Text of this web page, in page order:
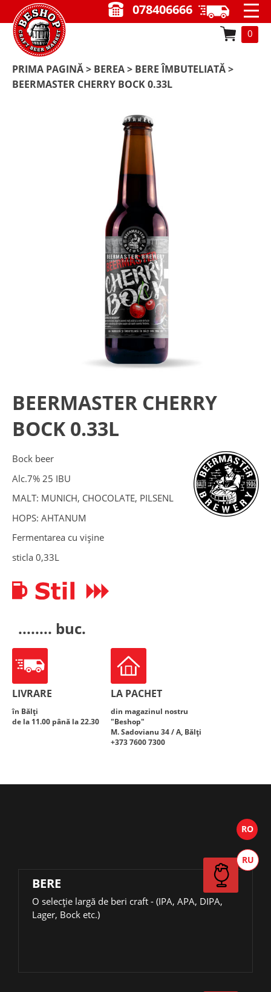
078406666
0
PRIMA PAGINĂ> BEREA> BERE ÎMBUTELIATĂ>
BEERMASTER CHERRY BOCK 0.33L
BEERMASTER CHERRY
BOCK 0.33L
Bock beer
Alc.7% 25 IBU
MALT: MUNICH, CHOCOLATE, PILSENL
HOPS: AHTANUM
Fermentarea cu vișine
sticla 0,33L
........ buc.
LIVRARE
în Bălți
de la 11.00 până la 22.30
LA PACHET
din magazinul nostru
"Beshop"
M. Sadovianu 34 / A, Bălți
+373 7600 7300
BERE
О selecție largă de beri craft - (IPA, APA, DIPA,
Lager, Bock etc.)